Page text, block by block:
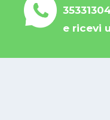
e ricevi